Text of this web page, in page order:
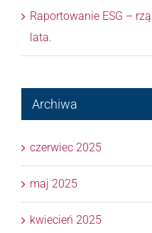
Raportowanie ESG –
lata.
Archiwa
czerwiec 2025
maj 2025
kwiecień 2025